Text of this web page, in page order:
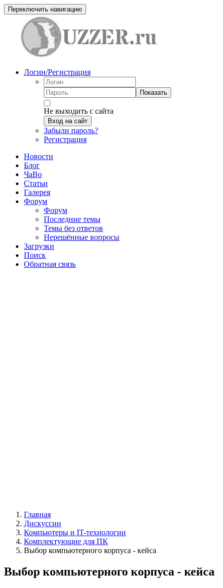
Переключить навигацию
Логин/Регистрация
Показать
Не выходить с сайта
Вход на сайт
Забыли пароль?
Регистрация
Новости
Блог
ЧаВо
Статьи
Галерея
Форум
Форум
Последние темы
Темы без ответов
Нерешённые вопросы
Загрузки
Поиск
Обратная связь
Главная
Дискуссии
Компьютеры и IT-технологии
Комплектующие для ПК
Выбор компьютерного корпуса - кейса
Выбор компьютерного корпуса - кейса